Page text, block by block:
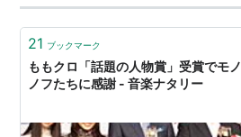
やすく解説しながら、そこから再
21 ブックマーク
ももクロ「話題の人物賞」受賞でモノ
ノフたちに感謝 - 音楽ナタリー